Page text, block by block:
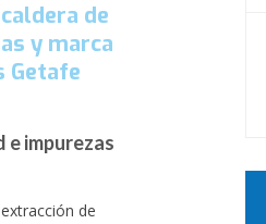
de
y marca
Getafe
e impurezas
de